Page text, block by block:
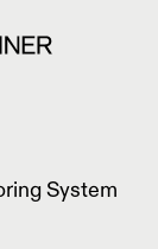
System